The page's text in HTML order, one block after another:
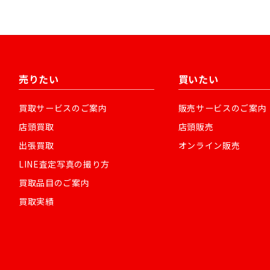
売りたい
買取サービスのご案内
店頭買取
出張買取
LINE査定写真の撮り方
買取品目のご案内
買取実績
買いたい
販売サービスのご案内
店頭販売
オンライン販売